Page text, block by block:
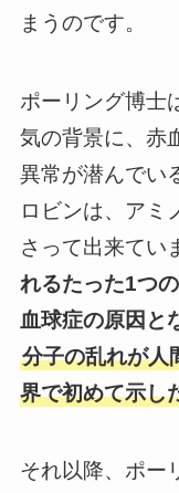
まうのです。
ポーリング博士
気の背景に、赤
異常が潜んでい
ロビンは、アミ
さって出来てい
れるたった1つ
血球症の原因と
分子の乱れが人
界で初めて示し
それ以降、ポー